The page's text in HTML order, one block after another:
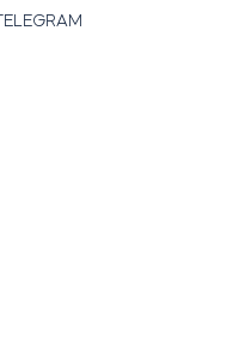
TELEGRAM